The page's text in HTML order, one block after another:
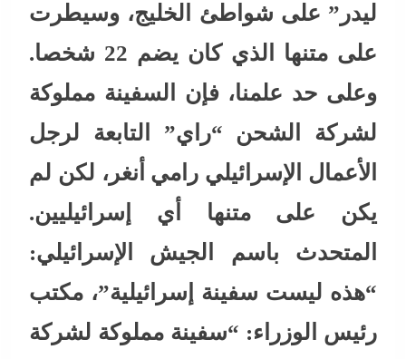
ليدر” على شواطئ الخليج، وسيطرت
على متنها الذي كان يضم 22 شخصا.
وعلى حد علمنا، فإن السفينة مملوكة
لشركة الشحن “راي” التابعة لرجل
الأعمال الإسرائيلي رامي أنغر، لكن لم
يكن على متنها أي إسرائيليين.
المتحدث باسم الجيش الإسرائيلي:
“هذه ليست سفينة إسرائيلية”، مكتب
رئيس الوزراء: “سفينة مملوكة لشركة